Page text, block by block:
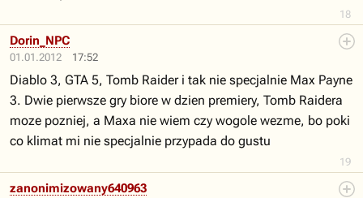
18
01.01.2012 17:52
19
Dorin_NPC
Diablo 3, GTA 5, Tomb Raider i tak nie specjalnie Max Payne
3. Dwie pierwsze gry biore w dzien premiery, Tomb Raidera
moze pozniej, a Maxa nie wiem czy wogole wezme, bo poki
co klimat mi nie specjalnie przypada do gustu
zanonimizowany640963